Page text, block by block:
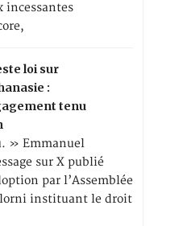
incessantes
loi sur
:
tenu
» Emmanuel
sur X publié
par l’Assemblée
instituant le droit